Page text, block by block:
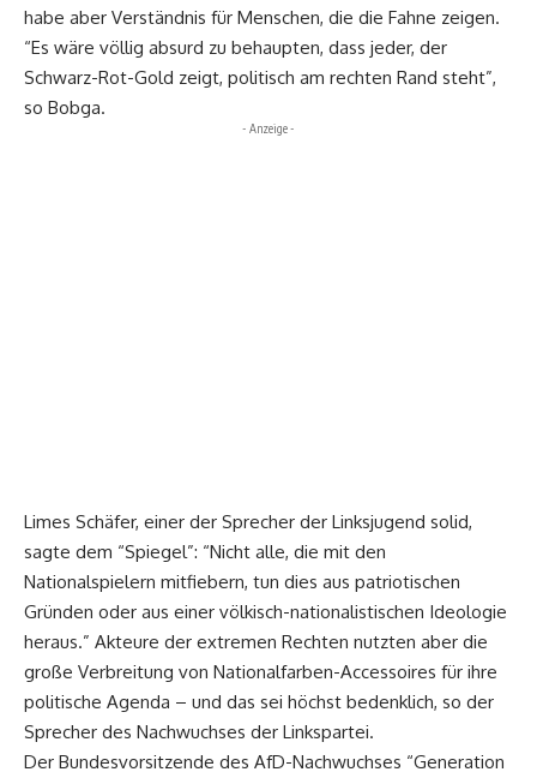
habe aber Verständnis für Menschen, die die Fahne zeigen.
“Es wäre völlig absurd zu behaupten, dass jeder, der
Schwarz-Rot-Gold zeigt, politisch am rechten Rand steht”,
so Bobga.
- Anzeige -
Limes Schäfer, einer der Sprecher der Linksjugend solid,
sagte dem “Spiegel”: “Nicht alle, die mit den
Nationalspielern mitfiebern, tun dies aus patriotischen
Gründen oder aus einer völkisch-nationalistischen Ideologie
heraus.” Akteure der extremen Rechten nutzten aber die
große Verbreitung von Nationalfarben-Accessoires für ihre
politische Agenda – und das sei höchst bedenklich, so der
Sprecher des Nachwuchses der Linkspartei.
Der Bundesvorsitzende des AfD-Nachwuchses “Generation